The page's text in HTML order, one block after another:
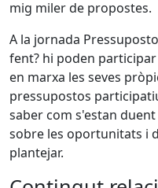
mig miler de propostes.
A la jornada
fent? hi poden
en marxa les seves
pressupostos
saber com s'estan
sobre les oportunitats i
plantejar.